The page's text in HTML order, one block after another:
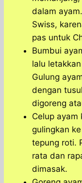
dalam
Swiss,
pas untuk
Bumbui
lalu
Gulung
dengan
digoreng
Celup ayam
gulingkan
tepung roti.
rata dan
dimasak.